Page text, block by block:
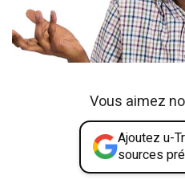
Vous aimez
Ajoutez u-
sources